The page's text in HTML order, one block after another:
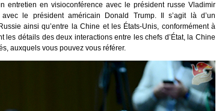
entretien en visioconférence avec le président russe Vladimir
le président américain Donald Trump. Il s’agit là d’un
ainsi qu’entre la Chine et les États-Unis, conformément à
les détails des deux interactions entre les chefs d’État, la Chine
auxquels vous pouvez vous référer.